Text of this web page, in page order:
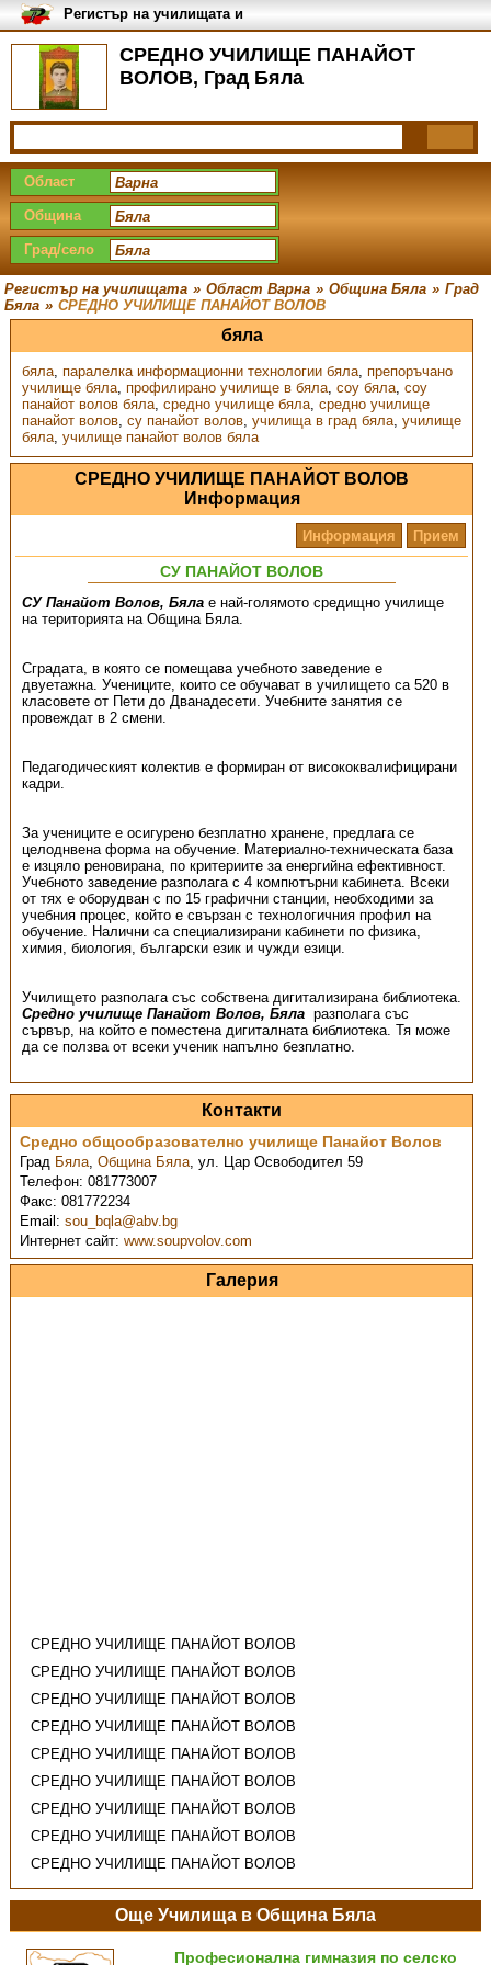
СРЕДНО УЧИЛИЩЕ ПАНАЙОТ
ВОЛОВ, Град Бяла
Регистър на училищата и
университетите в България
Област
Община
Град/село
Регистър на училищата » Област Варна » Община Бяла » Град
Бяла » СРЕДНО УЧИЛИЩЕ ПАНАЙОТ ВОЛОВ
бяла
бяла, паралелка информационни технологии бяла, препоръчано
училище бяла, профилирано училище в бяла, соу бяла, соу
панайот волов бяла, средно училище бяла, средно училище
панайот волов, су панайот волов, училища в град бяла, училище
бяла, училище панайот волов бяла
СРЕДНО УЧИЛИЩЕ ПАНАЙОТ ВОЛОВ
Информация
Информация Прием
СУ ПАНАЙОТ ВОЛОВ
СУ Панайот Волов, Бялае най-голямото средищно училище
на територията на Община Бяла.
Сградата, в която се помещава учебното заведение е
двуетажна. Учениците, които се обучават в училището са 520 в
класовете от Пети до Дванадесети. Учебните занятия се
провеждат в 2 смени.
Педагодическият колектив е формиран от висококвалифицирани
кадри.
За учениците е осигурено безплатно хранене, предлага се
целоднвена форма на обучение. Материално-техническата база
е изцяло реновирана, по критериите за енергийна ефективност.
Учебното заведение разполага с 4 компютърни кабинета. Всеки
от тях е оборудван с по 15 графични станции, необходими за
учебния процес, който е свързан с технологичния профил на
обучение. Налични са специализирани кабинети по физика,
химия, биология, български език и чужди езици.
Училището разполага със собствена дигитализирана библиотека.
Средно училище Панайот Волов, Бяла разполага със
сървър, на който е поместена дигиталната библиотека. Тя може
да се ползва от всеки ученик напълно безплатно.
Контакти
Средно общообразователно училище Панайот Волов
Град Бяла,Община Бяла,ул. Цар Освободител 59
Телефон:081773007
Факс:081772234
Email:sou_bqla@abv.bg
Интернет сайт:www.soupvolov.com
Галерия
СРЕДНО УЧИЛИЩЕ ПАНАЙОТ ВОЛОВ
СРЕДНО УЧИЛИЩЕ ПАНАЙОТ ВОЛОВ
СРЕДНО УЧИЛИЩЕ ПАНАЙОТ ВОЛОВ
СРЕДНО УЧИЛИЩЕ ПАНАЙОТ ВОЛОВ
СРЕДНО УЧИЛИЩЕ ПАНАЙОТ ВОЛОВ
СРЕДНО УЧИЛИЩЕ ПАНАЙОТ ВОЛОВ
СРЕДНО УЧИЛИЩЕ ПАНАЙОТ ВОЛОВ
СРЕДНО УЧИЛИЩЕ ПАНАЙОТ ВОЛОВ
СРЕДНО УЧИЛИЩЕ ПАНАЙОТ ВОЛОВ
Още Училища в Община Бяла
Професионална гимназия по селско